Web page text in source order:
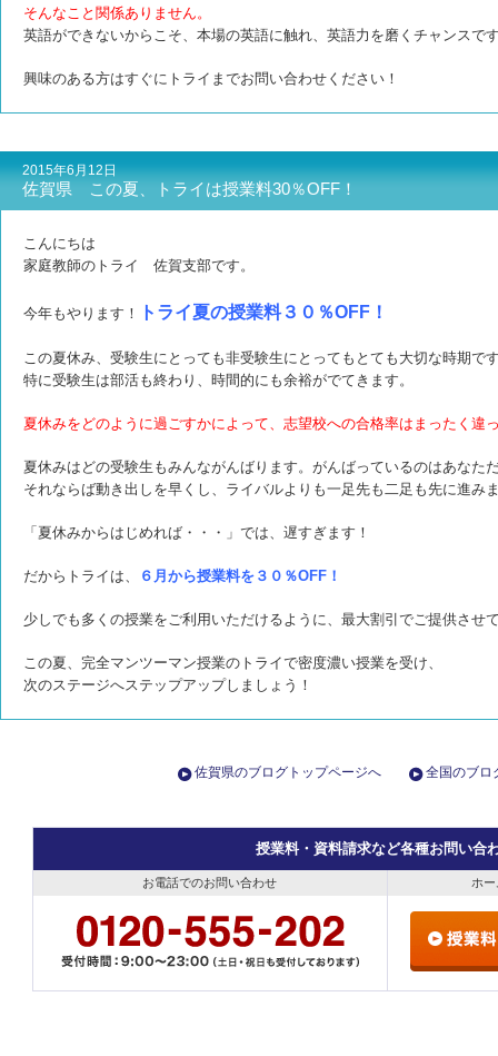
そんなこと関係ありません。
英語ができないからこそ、本場の英語に触れ、 英語力を磨くチャンスで
興味のある方はすぐにトライまでお問い合わせください！
2015年6月12日
佐賀県 この夏、トライは授業料30％OFF！
こんにちは
家庭教師のトライ 佐賀支部です。
今年もやります！ トライ夏の授業料３０％OFF！
この夏休み、受験生にとっても非受験生にとってもとても大切な時期で
特に受験生は部活も終わり、時間的にも余裕がでてきます。
夏休みをどのように過ごすかによって、 志望校への合格率はまったく違
夏休みはどの受験生もみんながんばります。がんばっているのはあなた
それならば動き出しを早くし、ライバルよりも一足先も二足も先に進み
「夏休みからはじめれば・・・」では、 遅すぎます！
だからトライは、 ６月から授業料を３０％OFF！
少しでも多くの授業をご利用いただけるように、 最大割引でご提供させ
この夏、完全マンツーマン授業のトライで密度濃い授業を受け、
次のステージへステップアップしましょう！
佐賀県のブログトップページへ 全国のブロ
授業料・資料請求など各種お問い合
お電話でのお問い合わせ ホ